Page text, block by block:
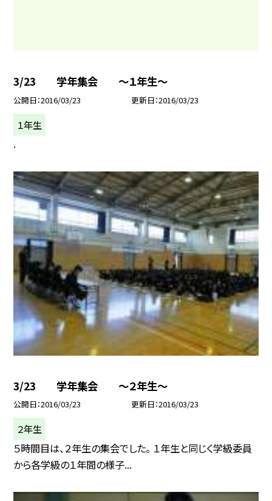
3/23 学年集会 〜１年生〜
公開日 2016/03/23 更新日 2016/03/23
１年生
.
3/23 学年集会 〜２年生〜
公開日 2016/03/23 更新日 2016/03/23
２年生
５時間目は、２年生の集会でした。 １年生と同じく学級委員
から各学級の１年間の様子...